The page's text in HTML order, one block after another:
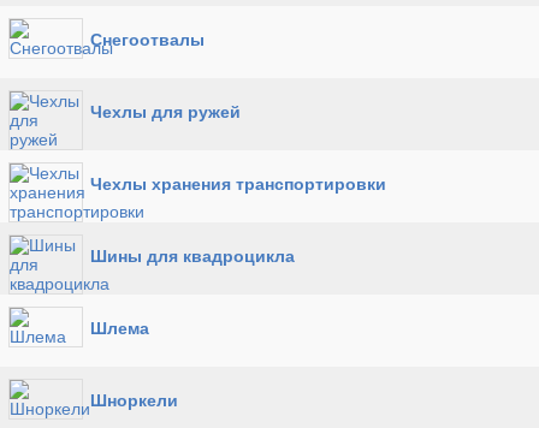
Снегоотвалы
Чехлы для ружей
Чехлы хранения транспортировки
Шины для квадроцикла
Шлема
Шноркели